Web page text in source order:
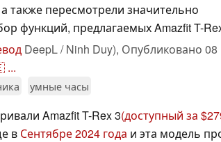
также пересмотрели значительно
функций, предлагаемых Amazfit T-
DeepL / Ninh Duy), Опубликовано 08
...
умные часы
Amazfit T-Rex 3(доступный за
в Сентябре 2024 года и эта модель